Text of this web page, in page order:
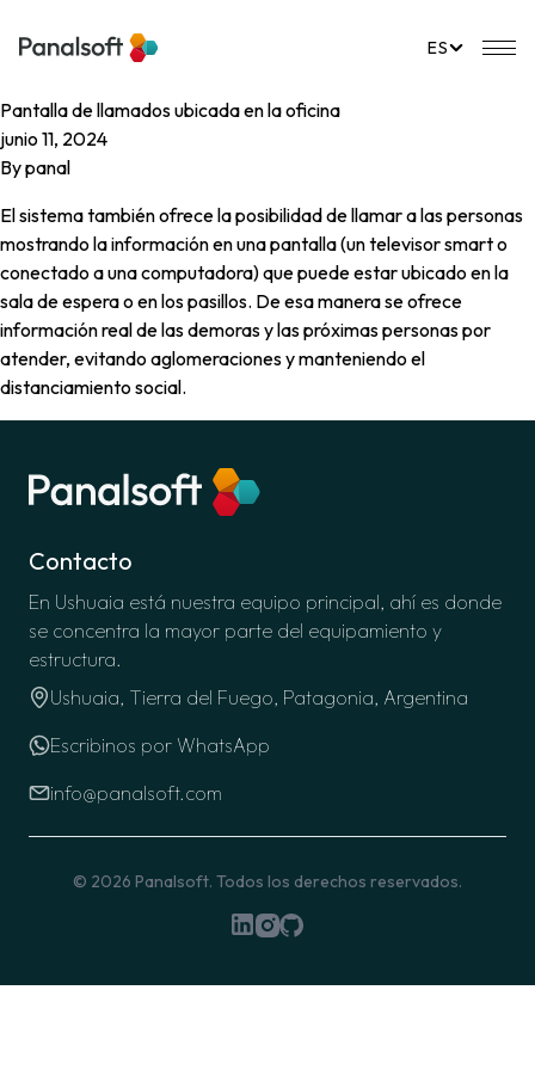
ES
Pantalla de llamados ubicada en la oficina
junio 11, 2024
Bypanal
El sistema también ofrece la posibilidad de llamar a las personas
mostrando la información en una pantalla (un televisor smart o
conectado a una computadora) que puede estar ubicado en la
sala de espera o en los pasillos. De esa manera se ofrece
información real de las demoras y las próximas personas por
atender, evitando aglomeraciones y manteniendo el
distanciamiento social.
Contacto
En Ushuaia está nuestra equipo principal, ahí es donde
se concentra la mayor parte del equipamiento y
estructura.
Ushuaia, Tierra del Fuego, Patagonia, Argentina
Escribinos por WhatsApp
info@panalsoft.com
© 2026 Panalsoft. Todos los derechos reservados.